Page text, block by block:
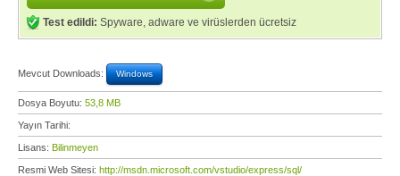
Test edildi: Spyware, adware ve virüslerden ücretsiz
Mevcut Downloads: Windows
Dosya Boyutu: 53,8 MB
Yayın Tarihi:
Lisans: Bilinmeyen
Resmi Web Sitesi: http://msdn.microsoft.com/vstudio/express/sql/